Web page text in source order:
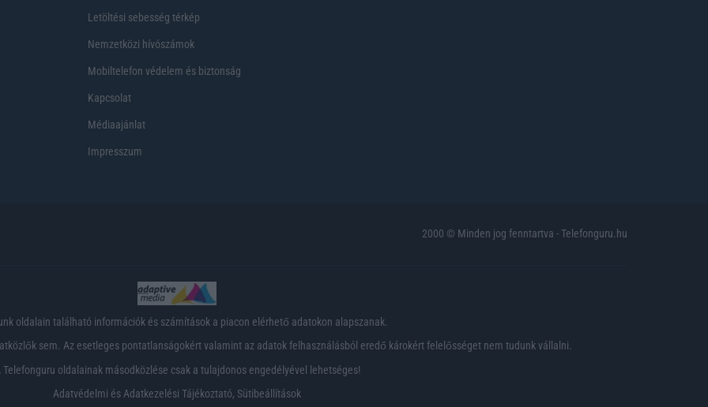
Letöltési sebesség térkép
Nemzetközi hívószámok
Mobiltelefon védelem és biztonság
Kapcsolat
Médiaajánlat
Impresszum
2000 © Minden jog fenntartva - Telefonguru.hu
oldalain található információk és számítások a piacon elérhető adatokon alapszanak.
sem. Az esetleges pontatlanságokért valamint az adatok felhasználásból eredő károkért felelősséget nem tudunk vállalni.
Telefonguru oldalainak másodközlése csak a tulajdonos engedélyével lehetséges!
Adatvédelmi és Adatkezelési Tájékoztató, Sütibeállítások